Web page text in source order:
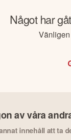
Något har
av våra
innehåll att ta